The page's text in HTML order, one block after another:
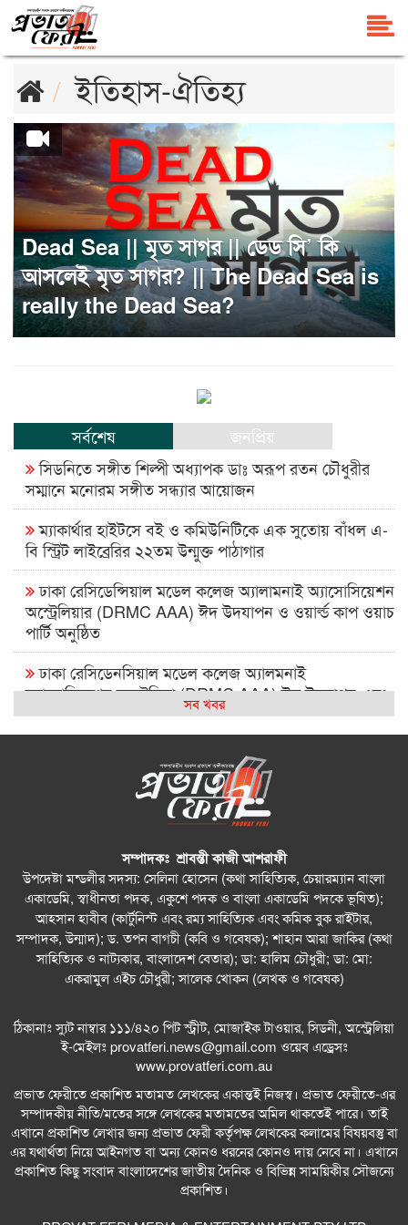
ইতিহাস-ঐতিহ্য
Dead Sea || মৃত সাগর || ডেড সি’ কি
আসলেই মৃত সাগর? || The Dead Sea is
really the Dead Sea?
সর্বশেষ
জনপ্রিয়
সিডনিতে সঙ্গীত শিল্পী অধ্যাপক ডাঃ অরূপ রতন চৌধুরীর
সম্মানে মনোরম সঙ্গীত সন্ধ্যার আয়োজন
ম্যাকার্থার হাইটসে বই ও কমিউনিটিকে এক সুতোয় বাঁধল এ-
বি স্ট্রিট লাইব্রেরির ২২তম উন্মুক্ত পাঠাগার
ঢাকা রেসিডেন্সিয়াল মডেল কলেজ অ্যালামনাই অ্যাসোসিয়েশন
অস্ট্রেলিয়ার (DRMC AAA) ঈদ উদযাপন ও ওয়ার্ল্ড কাপ ওয়াচ
পার্টি অনুষ্ঠিত
ঢাকা রেসিডেনসিয়াল মডেল কলেজ অ্যালমনাই
অ্যাসোসিয়েশন অস্ট্রেলিয়া (DRMC AAA) ঈদ উদযাপন এবং
বিশ্বকাপ ম্যাচ দেখার আসর ২০২৬
সিআরপি পরিদর্শনে অস্ট্রেলিয়াপ্রবাসী কামাল পাশা, প্রতিবন্ধী
সেবায় দুই দেশের মধ্যে সহযোগিতা বাড়ানোর ওপর গুরুত্বারোপ
বন্ধু – সাংস্কৃতিক বুদ্ধিমত্তার সামাজিক ক্যাফে সিডনিতে
আমার কিছু কষ্ট আছে : শাহান আরা জাকির পারুল
সিডনিতে রেজওয়ানা চৌধুরী বন্যার কনসার্ট—রবীন্দ্রজয়ন্তীতে
সুর, সংস্কৃতি ও আবেগের এক অনন্য সন্ধ্যা
সিডনিতে রবীন্দ্রজয়ন্তীতে কমিউনিটি সাংবাদিকতায় সম্মাননা
সিডনিতে জাহাঙ্গীরনগর বিশ্ববিদ্যালয় অ্যালামনাইদের বর্ণাঢ্য
বাংলা নববর্ষ উদ্‌যাপন
সিডনির রিজেস হোটেলে জাঁকজমকপূর্ণ আয়োজনে অনুষ্ঠিত
হলো DRMC AAA–এর লঞ্চিং অনুষ্ঠান
তুষার কন্যা: তাহমিনা আকতার পাতা
ডিজিটাল যুগে হানি ট্র্যাপ প্রতারণা: আবেগ, প্রযুক্তি ও ক্ষমতার
সব খবর
সম্পাদকঃ শ্রাবন্তী কাজী আশরাফী
উপদেষ্টা মন্ডলীর সদস্য: সেলিনা হোসেন (কথা সাহিত্যিক, চেয়ারম্যান বাংলা
একাডেমি, স্বাধীনতা পদক, একুশে পদক ও বাংলা একাডেমি পদকে ভূষিত);
আহসান হাবীব (কার্টুনিস্ট এবং রম্য সাহিত্যিক এবং কমিক বুক রাইটার,
সম্পাদক, উন্মাদ); ড. তপন বাগচী (কবি ও গবেষক); শাহান আরা জাকির (কথা
সাহিত্যিক ও নাট্যকার, বাংলাদেশ বেতার); ডা: হালিম চৌধুরী; ডা: মো:
একরামুল এইচ চৌধুরী; সালেক খোকন (লেখক ও গবেষক)
ঠিকানাঃ স্যুট নাম্বার ১১১/৪২০ পিট স্ট্রীট, মোজাইক টাওয়ার, সিডনী, অস্ট্রেলিয়া
ই-মেইলঃprovatferi.news@gmail.com ওয়েব এড্রেসঃ
www.provatferi.com.au
প্রভাত ফেরীতে প্রকাশিত মতামত লেখকের একান্তই নিজস্ব। প্রভাত ফেরীতে-এর
সম্পাদকীয় নীতি/মতের সঙ্গে লেখকের মতামতের অমিল থাকতেই পারে। তাই
এখানে প্রকাশিত লেখার জন্য প্রভাত ফেরী কর্তৃপক্ষ লেখকের কলামের বিষয়বস্তু বা
এর যথার্থতা নিয়ে আইনগত বা অন্য কোনও ধরনের কোনও দায় নেবে না। এখানে
প্রকাশিত কিছু সংবাদ বাংলাদেশের জাতীয় দৈনিক ও বিভিন্ন সাময়িকীর সৌজন্যে
প্রকাশিত।